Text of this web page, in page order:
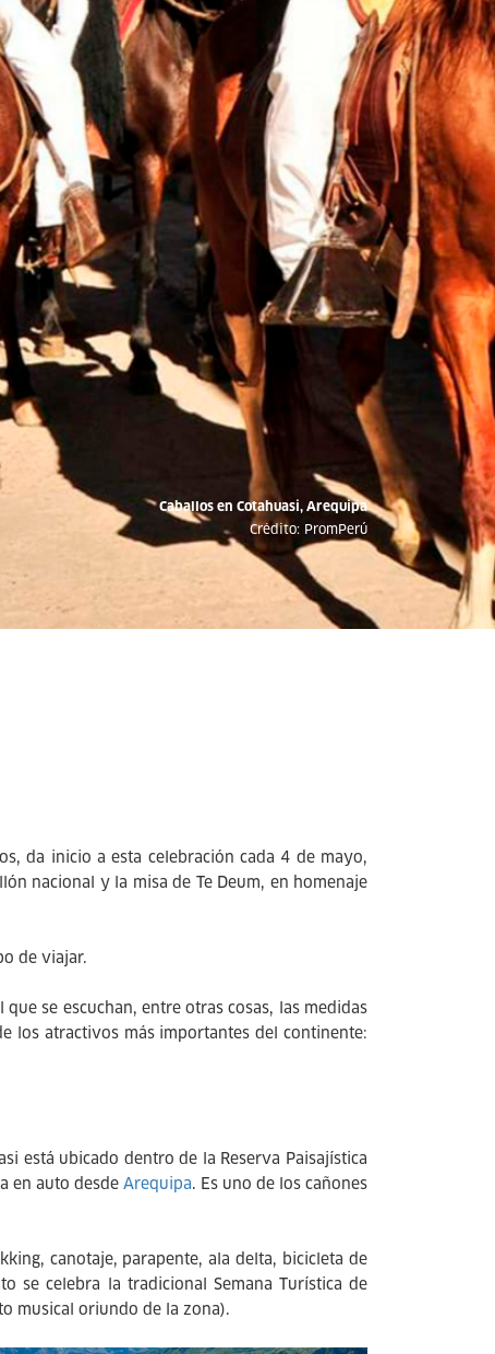
Caballos en Cotahuasi, Arequipa
Crédito: PromPerú
da inicio a esta celebración cada 4 de mayo,
nacional y la misa de Te Deum, en homenaje
de viajar.
se escuchan, entre otras cosas, las medidas
los atractivos más importantes del continente:
está ubicado dentro de la Reserva Paisajística
en auto desde Arequipa. Es uno de los cañones
canotaje, parapente, ala delta, bicicleta de
se celebra la tradicional Semana Turística de
musical oriundo de la zona).